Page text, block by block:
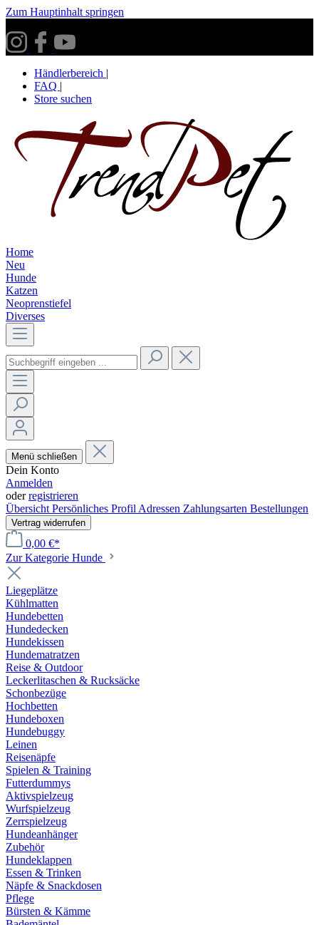
Zum Hauptinhalt springen
Händlerbereich |
FAQ |
Store suchen
Home
Neu
Hunde
Katzen
Neoprenstiefel
Diverses
Menü schließen
Dein Konto
Anmelden
oderregistrieren
Übersicht Persönliches Profil Adressen Zahlungsarten Bestellungen
Vertrag widerrufen
0,00 €*
Zur Kategorie Hunde
Liegeplätze
Kühlmatten
Hundebetten
Hundedecken
Hundekissen
Hundematratzen
Reise & Outdoor
Leckerlitaschen & Rucksäcke
Schonbezüge
Hochbetten
Hundeboxen
Hundebuggy
Leinen
Reisenäpfe
Spielen & Training
Futterdummys
Aktivspielzeug
Wurfspielzeug
Zerrspielzeug
Hundeanhänger
Zubehör
Hundeklappen
Essen & Trinken
Näpfe & Snackdosen
Pflege
Bürsten & Kämme